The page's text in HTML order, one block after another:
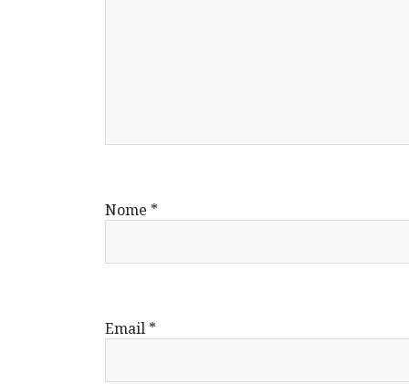
Nome *
Email *